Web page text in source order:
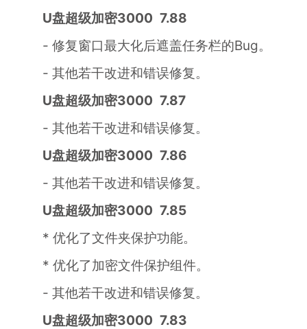
U盘超级加密3000 7.88
- 修复窗口最大化后遮盖任务栏的Bug。
- 其他若干改进和错误修复。
U盘超级加密3000 7.87
- 其他若干改进和错误修复。
U盘超级加密3000 7.86
- 其他若干改进和错误修复。
U盘超级加密3000 7.85
* 优化了文件夹保护功能。
* 优化了加密文件保护组件。
- 其他若干改进和错误修复。
U盘超级加密3000 7.83